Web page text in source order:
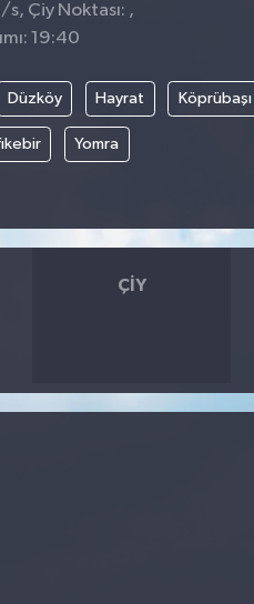
s, Çiy Noktası: ,
19:40
Düzköy Hayrat Köprübaşı
Yomra
ÇIY